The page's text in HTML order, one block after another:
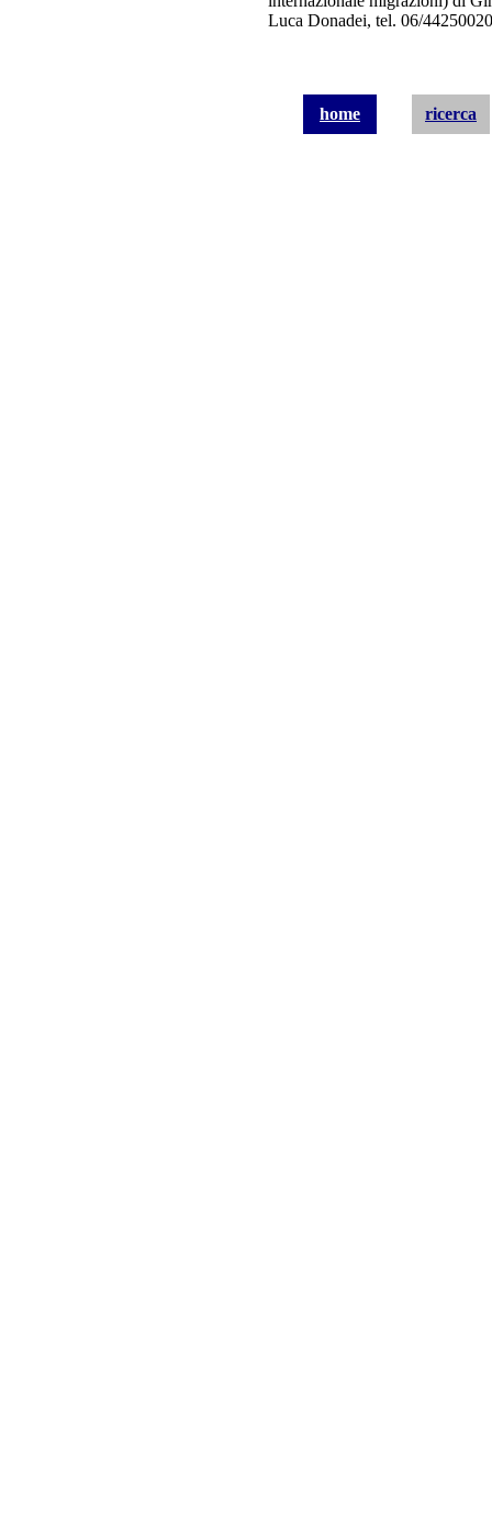
Luca Donadei, tel. 06/44250020
home ricerca